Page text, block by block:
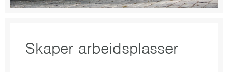
Skaper arbeidsplasser